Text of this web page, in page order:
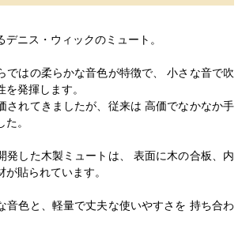
ニス・ウィックのミュート。
ではの柔らかな音色が特徴で、 小さな音で吹
発揮します。
されてきましたが、従来は 高価でなかなか手
。
発した木製ミュートは、 表面に木の合板、内
貼られています。
音色と、軽量で丈夫な使いやすさを 持ち合わ